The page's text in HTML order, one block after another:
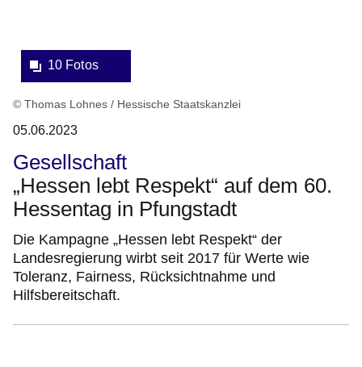
10 Fotos
© Thomas Lohnes / Hessische Staatskanzlei
05.06.2023
Gesellschaft
„Hessen lebt Respekt“ auf dem 60.
Hessentag in Pfungstadt
Die Kampagne „Hessen lebt Respekt“ der
Landesregierung wirbt seit 2017 für Werte wie
Toleranz, Fairness, Rücksichtnahme und
Hilfsbereitschaft.